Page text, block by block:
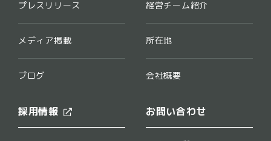
プレスリリース
メディア掲載
ブログ
経営チーム紹介
所在地
会社概要
採用情報 お問い合わせ